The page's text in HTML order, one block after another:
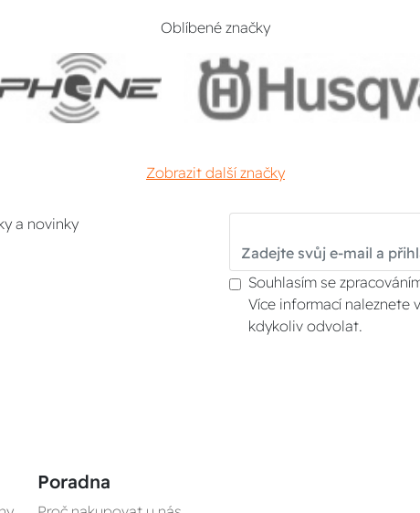
Oblíbené značky
Zobrazit další značky
a novinky
Souhlasím se
Více informací naleznete
kdykoliv odvolat.
Poradna